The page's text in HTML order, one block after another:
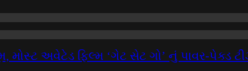
મોસ્ટ અવેટેડ ફિલ્મ ‘ગેટ સેટ ગો’ નું પાવર-પેક્ડ